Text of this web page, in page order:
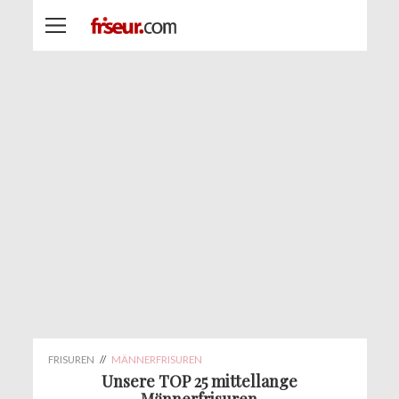
FRISUREN // MÄNNERFRISUREN
Unsere TOP 25 mittellange